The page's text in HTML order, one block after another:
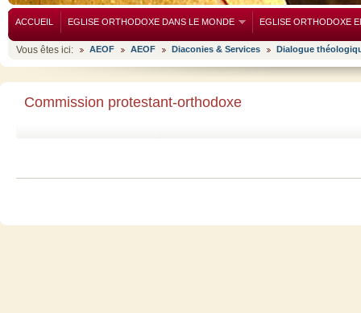
ACCUEIL EGLISE ORTHODOXE DANS LE MONDE EGLISE ORTHODOXE
Vous êtes ici: AEOF AEOF Diaconies & Services Dialogue
Commission protestant-orthodoxe